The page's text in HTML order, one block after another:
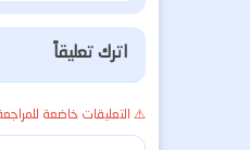
اترك تعليقاً
⚠️ التعليقات خاضعة